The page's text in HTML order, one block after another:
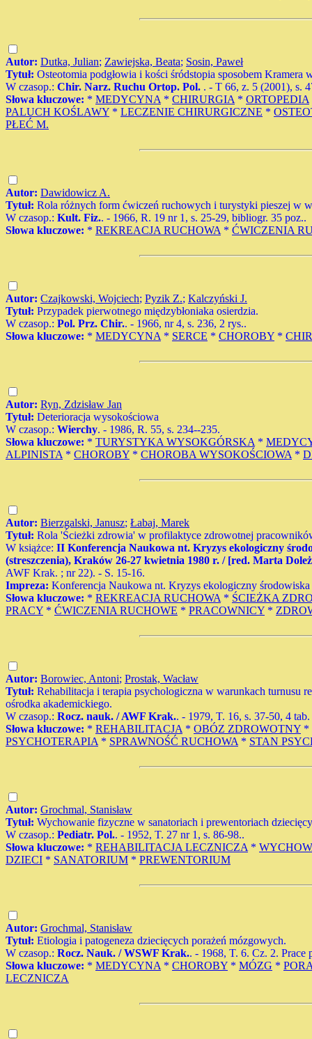
Autor: Dutka, Julian; Zawiejska, Beata; Sosin, Paweł
Tytuł: Osteotomia podgłowia i kości śródstopia sposobem
W czasop.: Chir. Narz. Ruchu Ortop. Pol. . - T 66, z. 5 (2001), s.
Słowa kluczowe: * MEDYCYNA * CHIRURGIA * ORTOPEDIA
PALUCH KOŚLAWY * LECZENIE CHIRURGICZNE *
PŁEĆ M.
Autor: Dawidowicz A.
Tytuł: Rola różnych form ćwiczeń ruchowych i turystyki pieszej w
W czasop.: Kult. Fiz.. - 1966, R. 19 nr 1, s. 25-29, bibliogr. 35 poz..
Słowa kluczowe: * REKREACJA RUCHOWA * ĆWICZENIA
Autor: Czajkowski, Wojciech; Pyzik Z.; Kalczyński J.
Tytuł: Przypadek pierwotnego międzybłoniaka osierdzia.
W czasop.: Pol. Prz. Chir.. - 1966, nr 4, s. 236, 2 rys..
Słowa kluczowe: * MEDYCYNA * SERCE * CHOROBY *
Autor: Ryn, Zdzisław Jan
Tytuł: Deterioracja wysokościowa
W czasop.: Wierchy. - 1986, R. 55, s. 234--235.
Słowa kluczowe: * TURYSTYKA WYSOKGÓRSKA *
ALPINISTA * CHOROBY * CHOROBA WYSOKOŚCIOWA *
Autor: Bierzgalski, Janusz; Łabaj, Marek
Tytuł: Rola 'Ścieżki zdrowia' w profilaktyce zdrowotnej
W książce: II Konferencja Naukowa nt. Kryzys ekologiczny
(streszczenia), Kraków 26-27 kwietnia 1980 r. / [red. Marta
AWF Krak. ; nr 22). - S. 15-16.
Impreza: Konferencja Naukowa nt. Kryzys ekologiczny
Słowa kluczowe: * REKREACJA RUCHOWA * ŚCIEŻKA
PRACY * ĆWICZENIA RUCHOWE * PRACOWNICY *
Autor: Borowiec, Antoni; Prostak, Wacław
Tytuł: Rehabilitacja i terapia psychologiczna w warunkach turnusu
ośrodka akademickiego.
W czasop.: Rocz. nauk. / AWF Krak.. - 1979, T. 16, s. 37-50, 4
Słowa kluczowe: * REHABILITACJA * OBÓZ ZDROWOTNY *
PSYCHOTERAPIA * SPRAWNOŚĆ RUCHOWA * STAN
Autor: Grochmal, Stanisław
Tytuł: Wychowanie fizyczne w sanatoriach i prewentoriach
W czasop.: Pediatr. Pol.. - 1952, T. 27 nr 1, s. 86-98..
Słowa kluczowe: * REHABILITACJA LECZNICZA *
DZIECI * SANATORIUM * PREWENTORIUM
Autor: Grochmal, Stanisław
Tytuł: Etiologia i patogeneza dziecięcych porażeń mózgowych.
W czasop.: Rocz. Nauk. / WSWF Krak.. - 1968, T. 6. Cz. 2. Prace
Słowa kluczowe: * MEDYCYNA * CHOROBY * MÓZG *
LECZNICZA